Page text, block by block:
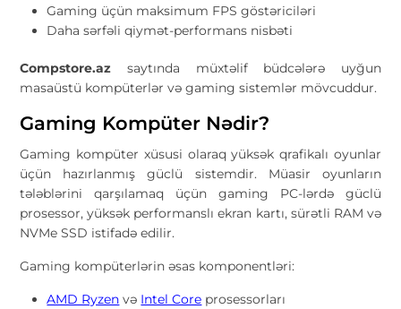
Gaming üçün maksimum FPS göstəriciləri
Daha sərfəli qiymət-performans nisbəti
Compstore.az saytında müxtəlif büdcələrə uyğun
masaüstü kompüterlər və gaming sistemlər mövcuddur.
Gaming Kompüter Nədir?
Gaming kompüter xüsusi olaraq yüksək qrafikalı oyunlar
üçün hazırlanmış güclü sistemdir. Müasir oyunların
tələblərini qarşılamaq üçün gaming PC-lərdə güclü
prosessor, yüksək performanslı ekran kartı, sürətli RAM və
NVMe SSD istifadə edilir.
Gaming kompüterlərin əsas komponentləri:
AMD Ryzen və Intel Core prosessorları